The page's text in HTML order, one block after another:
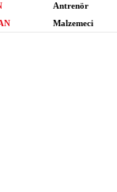
Antrenör
Malzemeci